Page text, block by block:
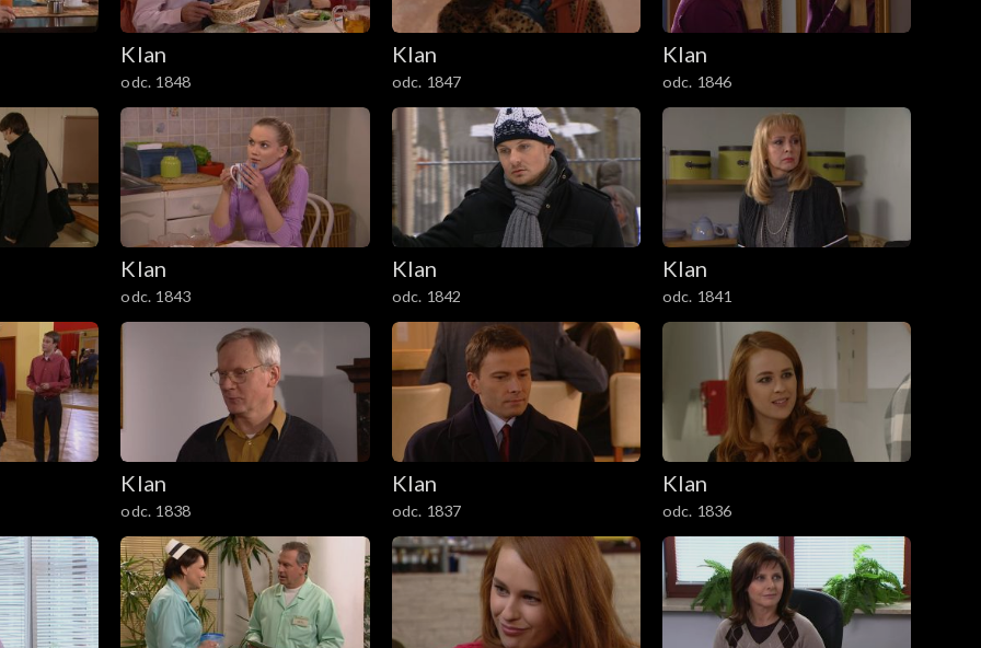
Klan
odc. 1848
Klan
odc. 1847
Klan
odc. 1846
Klan
odc. 1843
Klan
odc. 1842
Klan
odc. 1841
Klan
odc. 1838
Klan
odc. 1837
Klan
odc. 1836